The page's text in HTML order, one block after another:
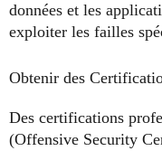
données et les
exploiter les failles
Obtenir des
Des certifications
(Offensive Security